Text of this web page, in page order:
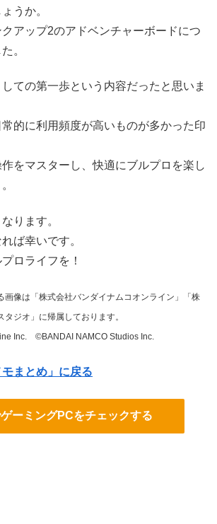
うか。
アップ2のアドベンチャーボードにつ
。
ての第一歩という内容だったと思いま
的に利用頻度が高いものが多かった印
をマスターし、快適にブルプロを楽し
ります。
ば幸いです。
ロライフを！
画像は「株式会社バンダイナムコオンライン」「株
ジオ」に帰属しております。
Inc. ©BANDAI NAMCO Studios Inc.
モまとめ」に戻る
ーミングPCをチェックする